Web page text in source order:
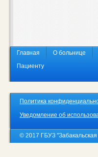
Главная О больнице
Пациенту
Политика
Уведомление об
© 2017 ГБУЗ